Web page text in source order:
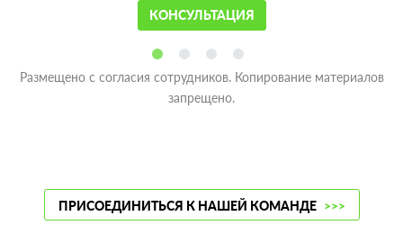
КОНСУЛЬТАЦИЯ
Размещено с согласия сотрудников. Копирование материалов
запрещено.
ПРИСОЕДИНИТЬСЯ К НАШЕЙ КОМАНДЕ >>>